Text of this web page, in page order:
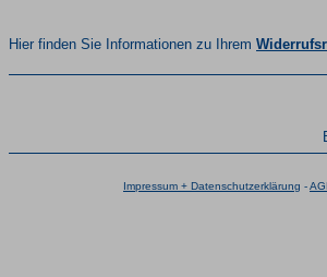
Hier finden Sie Informationen zu Ihrem
Impressum + Datenschutzerklärung -